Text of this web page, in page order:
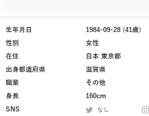
生年月日
1984-09-28 (41歳)
性別
女性
在住
日本 東京都
出身都道府県
滋賀県
職業
その他
身長
160cm
SNS
なし